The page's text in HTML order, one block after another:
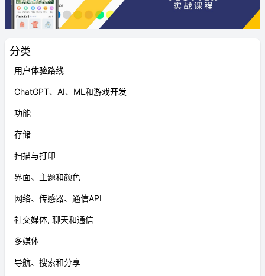
分类
用户体验路线
ChatGPT、AI、ML和游戏开发
功能
存储
扫描与打印
界面、主题和颜色
网络、传感器、通信API
社交媒体, 聊天和通信
多媒体
导航、搜索和分享